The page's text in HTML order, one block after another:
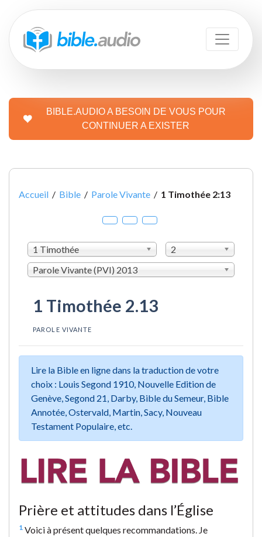
BIBLE.AUDIO A BESOIN DE VOUS POUR
CONTINUER A EXISTER
Accueil / Bible / Parole Vivante / 1 Timothée 2:13
1 Timothée
2
Parole Vivante (PVI) 2013
1 Timothée 2.13
PAROLE VIVANTE
Lire la Bible en ligne dans la traduction de votre
choix : Louis Segond 1910, Nouvelle Edition de
Genève, Segond 21, Darby, Bible du Semeur, Bible
Annotée, Ostervald, Martin, Sacy, Nouveau
Testament Populaire, etc.
Prière et attitudes dans l’Église
1 Voici à présent quelques recommandations. Je